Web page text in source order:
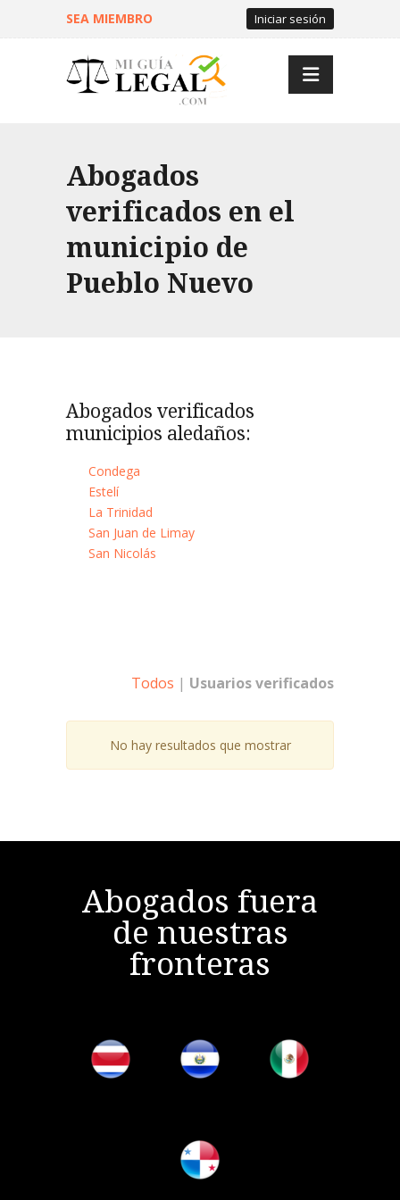
SEA MIEMBRO Iniciar sesión
Abogados
verificados en el
municipio de
Pueblo Nuevo
Abogados verificados
municipios aledaños:
Condega
Estelí
La Trinidad
San Juan de Limay
San Nicolás
Todos | Usuarios verificados
No hay resultados que mostrar
Abogados fuera
de nuestras
fronteras